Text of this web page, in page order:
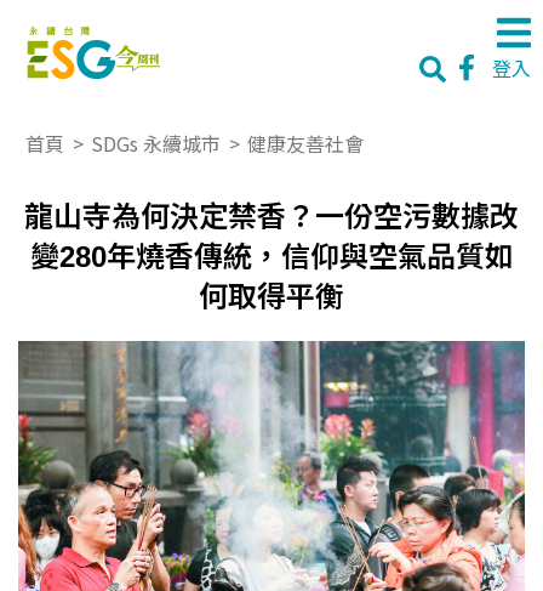
登入
首頁 > SDGs 永續城市 > 健康友善社會
龍山寺為何決定禁香？一份空污數據改
變280年燒香傳統，信仰與空氣品質如
何取得平衡